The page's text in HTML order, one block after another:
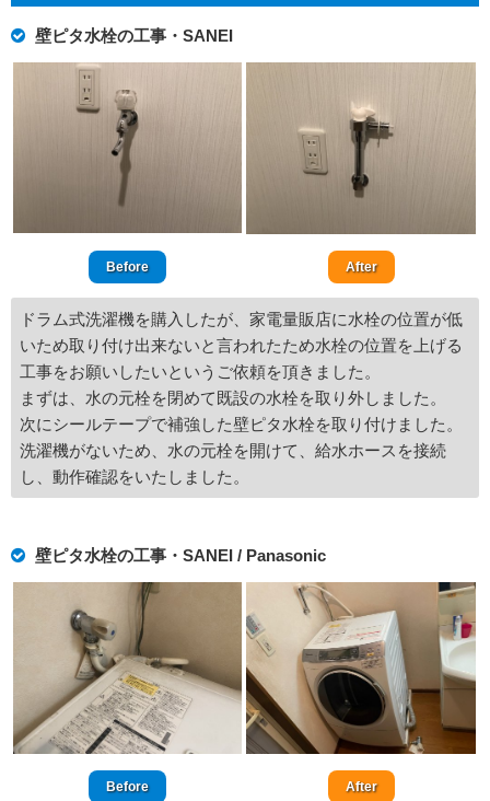
壁ピタ水栓の工事・SANEI
Before After
ドラム式洗濯機を購入したが、家電量販店に水栓の位置が低
いため取り付け出来ないと言われたため水栓の位置を上げる
工事をお願いしたいというご依頼を頂きました。
まずは、水の元栓を閉めて既設の水栓を取り外しました。
次にシールテープで補強した壁ピタ水栓を取り付けました。
洗濯機がないため、水の元栓を開けて、給水ホースを接続
し、動作確認をいたしました。
壁ピタ水栓の工事・SANEI / Panasonic
Before After